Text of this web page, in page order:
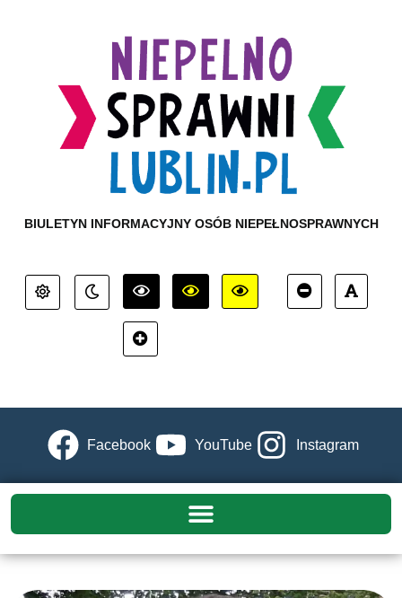
BIULETYN INFORMACYJNY OSÓB NIEPEŁNOSPRAWNYCH
Facebook YouTube Instagram